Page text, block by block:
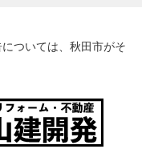
ついては、秋田市がそ